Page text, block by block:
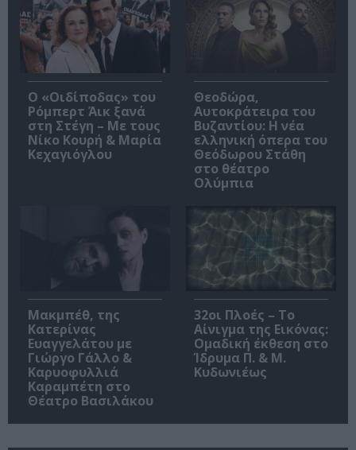
O «Οιδίποδας» του
Ρόμπερτ Άικ ξανά
στη Στέγη – Με τους
Νίκο Κουρή & Μαρία
Κεχαγιόγλου
Θεοδώρα,
Αυτοκράτειρα του
Βυζαντίου: Η νέα
ελληνική όπερα του
Θεόδωρου Στάθη
στο θέατρο
Ολύμπια
Μακμπέθ, της
Κατερίνας
Ευαγγελάτου με
Γιώργο Γάλλο &
Καρυοφυλλιά
Καραμπέτη στο
Θέατρο Βασιλάκου
32οι Πλοές – Το
Αίνιγμα της Εικόνας:
Ομαδική έκθεση στο
Ίδρυμα Π. & Μ.
Κυδωνιέως